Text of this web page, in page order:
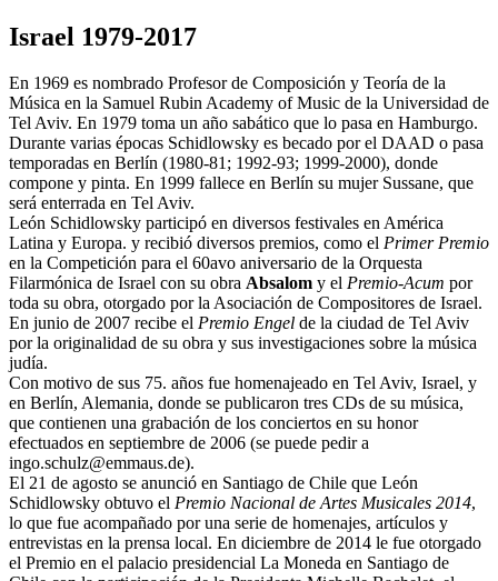
Israel 1979-2017
En 1969 es nombrado Profesor de Composición y Teoría de la
Música en la Samuel Rubin Academy of Music de la Universidad de
Tel Aviv. En 1979 toma un año sabático que lo pasa en Hamburgo.
Durante varias épocas Schidlowsky es becado por el DAAD o pasa
temporadas en Berlín (1980-81; 1992-93; 1999-2000), donde
compone y pinta. En 1999 fallece en Berlín su mujer Sussane, que
será enterrada en Tel Aviv.
León Schidlowsky participó en diversos festivales en América
Latina y Europa. y recibió diversos premios, como el Primer Premio
en la Competición para el 60avo aniversario de la Orquesta
Filarmónica de Israel con su obra Absalom y el Premio-Acum por
toda su obra, otorgado por la Asociación de Compositores de Israel.
En junio de 2007 recibe el Premio Engel de la ciudad de Tel Aviv
por la originalidad de su obra y sus investigaciones sobre la música
judía.
Con motivo de sus 75. años fue homenajeado en Tel Aviv, Israel, y
en Berlín, Alemania, donde se publicaron tres CDs de su música,
que contienen una grabación de los conciertos en su honor
efectuados en septiembre de 2006 (se puede pedir a
ingo.schulz@emmaus.de).
El 21 de agosto se anunció en Santiago de Chile que León
Schidlowsky obtuvo el Premio Nacional de Artes Musicales 2014,
lo que fue acompañado por una serie de homenajes, artículos y
entrevistas en la prensa local. En diciembre de 2014 le fue otorgado
el Premio en el palacio presidencial La Moneda en Santiago de